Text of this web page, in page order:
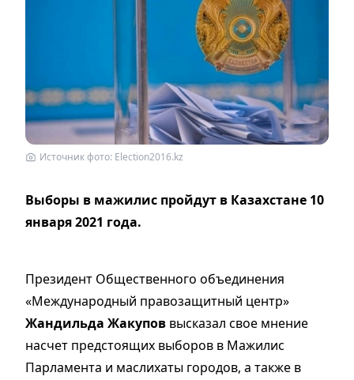
Источник фото: Election2016.kz
Выборы в мажилис пройдут в Казахстане 10
января 2021 года.
Президент Общественного объединения
«Международный правозащитный центр»
Жандильда Жакупов высказал свое мнение
насчет предстоящих выборов в Мажилис
Парламента и маслихаты городов, а также в